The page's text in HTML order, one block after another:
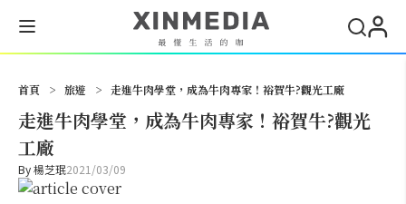
首頁 > 旅遊 > 走進牛肉學堂，成為牛肉專家！裕賀牛?觀光工廠
走進牛肉學堂，成為牛肉專家！裕賀牛?觀光
工廠
By楊芝珉2021/03/09